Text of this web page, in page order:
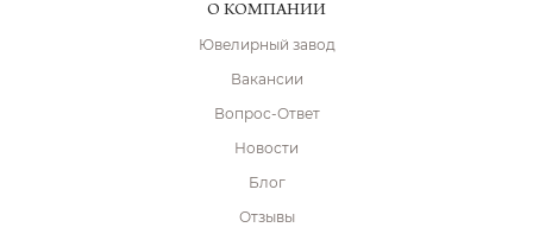
О КОМПАНИИ
Ювелирный завод
Вакансии
Вопрос-Ответ
Новости
Блог
Отзывы